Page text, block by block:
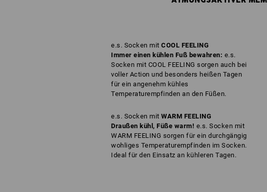
e.s. Socken mit COOL FEELING
Immer einen kühlen Fuß bewahren: e.s.
Socken mit COOL FEELING sorgen auch bei
voller Action und besonders heißen Tagen
für ein angenehm kühles
Temperaturempfinden an den Füßen.
e.s. Socken mit WARM FEELING
Draußen kühl, Füße warm! e.s. Socken mit
WARM FEELING sorgen für ein durchgängig
wohliges Temperaturempfinden im Socken.
Ideal für den Einsatz an kühleren Tagen.